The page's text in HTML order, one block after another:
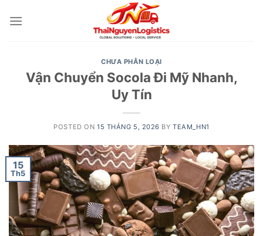
CHƯA PHÂN LOẠI
Vận Chuyển Socola Đi Mỹ Nhanh,
Uy Tín
POSTED ON 15 THÁNG 5, 2026 BYTEAM_HN1
15
Th5